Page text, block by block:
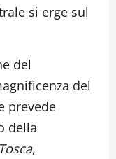
si erge sul
del
del
prevede
della
Tosca,